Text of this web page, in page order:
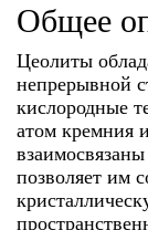
Общее
Цеолиты
непрерывной
кислородные
атом кремния
позволяет им